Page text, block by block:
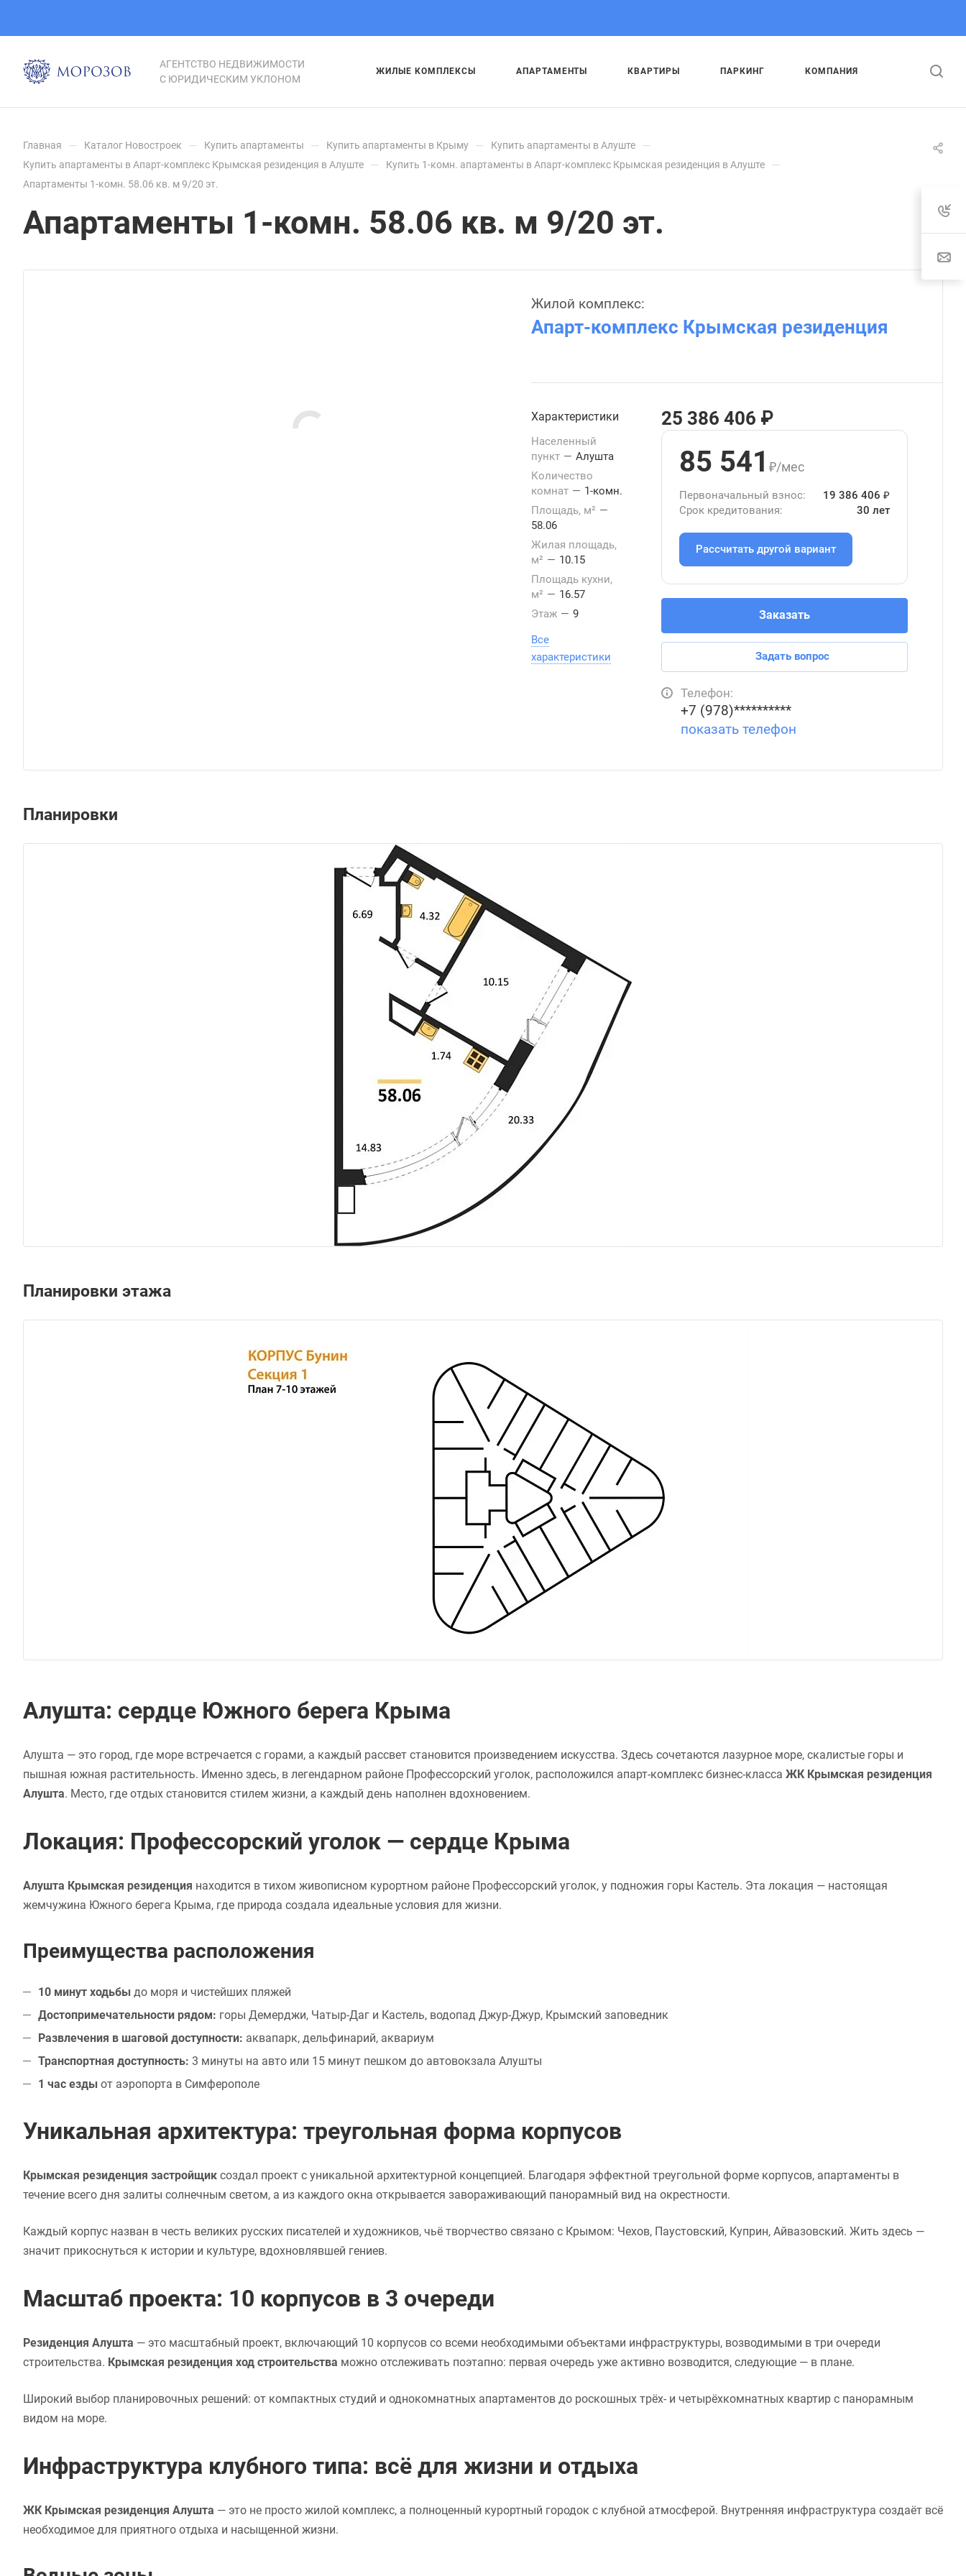
АГЕНТСТВО НЕДВИЖИМОСТИ
С ЮРИДИЧЕСКИМ УКЛОНОМ
ЖИЛЫЕ КОМПЛЕКСЫ АПАРТАМЕНТЫ КВАРТИРЫ ПАРКИНГ КОМПАНИЯ
Главная — Каталог Новостроек — Купить апартаменты — Купить апартаменты в Крыму — Купить апартаменты в Алуште —
Купить апартаменты в Апарт-комплекс Крымская резиденция в Алуште — Купить 1-комн. апартаменты в Апарт-комплекс Крымская резиденция в Алуште —
Апартаменты 1-комн. 58.06 кв. м 9/20 эт.
Апартаменты 1-комн. 58.06 кв. м 9/20 эт.
Жилой комплекс:
Апарт-комплекс Крымская резиденция
Характеристики
Населенный
пункт — Алушта
Количество
комнат — 1-комн.
Площадь, м² —
58.06
Жилая площадь,
м² — 10.15
Площадь кухни,
м² — 16.57
Этаж — 9
Все
характеристики
25 386 406 ₽
85 541 ₽/мес
Первоначальный взнос:
19 386 406 ₽
Срок кредитования:
30 лет
Рассчитать другой вариант
Заказать
Задать вопрос
Телефон:
+7 (978)**********
показать телефон
Планировки
Планировки этажа
Алушта: сердце Южного берега Крыма
Алушта — это город, где море встречается с горами, а каждый рассвет становится произведением искусства. Здесь сочетаются лазурное море, скалистые горы и
пышная южная растительность. Именно здесь, в легендарном районе Профессорский уголок, расположился апарт-комплекс бизнес-класса ЖК Крымская резиденция
Алушта. Место, где отдых становится стилем жизни, а каждый день наполнен вдохновением.
Локация: Профессорский уголок — сердце Крыма
Алушта Крымская резиденция находится в тихом живописном курортном районе Профессорский уголок, у подножия горы Кастель. Эта локация — настоящая
жемчужина Южного берега Крыма, где природа создала идеальные условия для жизни.
Преимущества расположения
10 минут ходьбы до моря и чистейших пляжей
Достопримечательности рядом: горы Демерджи, Чатыр-Даг и Кастель, водопад Джур-Джур, Крымский заповедник
Развлечения в шаговой доступности: аквапарк, дельфинарий, аквариум
Транспортная доступность: 3 минуты на авто или 15 минут пешком до автовокзала Алушты
1 час езды от аэропорта в Симферополе
Уникальная архитектура: треугольная форма корпусов
Крымская резиденция застройщик создал проект с уникальной архитектурной концепцией. Благодаря эффектной треугольной форме корпусов, апартаменты в
течение всего дня залиты солнечным светом, а из каждого окна открывается завораживающий панорамный вид на окрестности.
Каждый корпус назван в честь великих русских писателей и художников, чьё творчество связано с Крымом: Чехов, Паустовский, Куприн, Айвазовский. Жить здесь —
значит прикоснуться к истории и культуре, вдохновлявшей гениев.
Масштаб проекта: 10 корпусов в 3 очереди
Резиденция Алушта — это масштабный проект, включающий 10 корпусов со всеми необходимыми объектами инфраструктуры, возводимыми в три очереди
строительства. Крымская резиденция ход строительства можно отслеживать поэтапно: первая очередь уже активно возводится, следующие — в плане.
Широкий выбор планировочных решений: от компактных студий и однокомнатных апартаментов до роскошных трёх- и четырёхкомнатных квартир с панорамным
видом на море.
Инфраструктура клубного типа: всё для жизни и отдыха
ЖК Крымская резиденция Алушта — это не просто жилой комплекс, а полноценный курортный городок с клубной атмосферой. Внутренняя инфраструктура создаёт всё
необходимое для приятного отдыха и насыщенной жизни.